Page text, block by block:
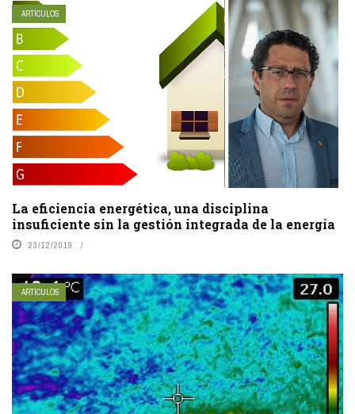
ARTÍCULOS
La eficiencia energética, una disciplina
insuficiente sin la gestión integrada de la energía
23/12/2019
ARTÍCULOS